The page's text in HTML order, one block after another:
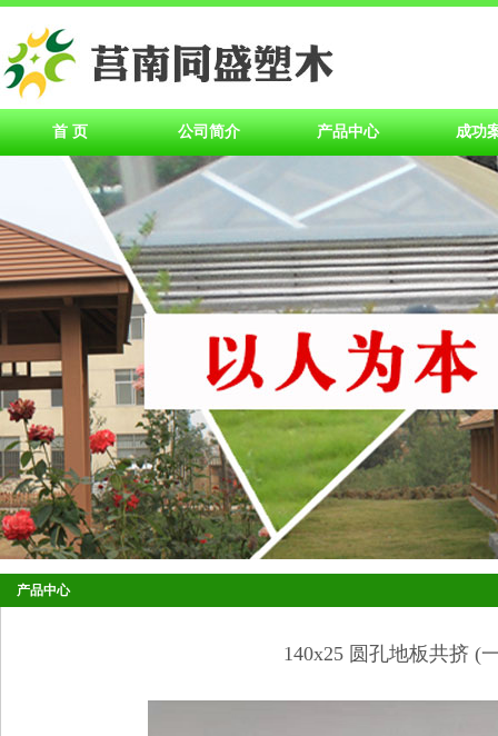
首 页 公司简介 产品中心 成功
产品中心
140x25 圆孔地板共挤 (